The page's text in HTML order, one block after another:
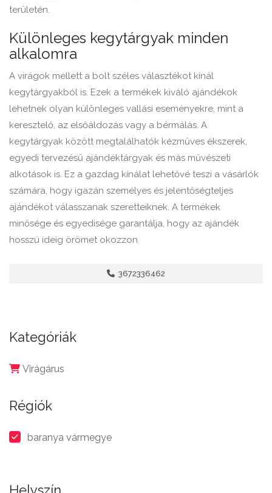
területén.
Különleges kegytárgyak minden
alkalomra
A virágok mellett a bolt széles választékot kínál
kegytárgyakból is. Ezek a termékek kiváló ajándékok
lehetnek olyan különleges vallási eseményekre, mint a
keresztelő, az elsőáldozás vagy a bérmálás. A
kegytárgyak között megtalálhatók kézműves ékszerek,
egyedi tervezésű ajándéktárgyak és más művészeti
alkotások is. Ez a gazdag kínálat lehetővé teszi a vásárlók
számára, hogy igazán személyes és jelentőségteljes
ajándékot válasszanak szeretteiknek. A termékek
minősége és egyedisége garantálja, hogy az ajándék
hosszú ideig örömet okozzon.
3672336462
Kategóriák
Virágárus
Régiók
baranya vármegye